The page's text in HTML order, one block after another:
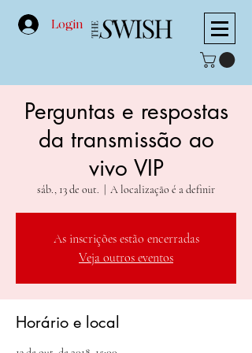
Login
Perguntas e respostas
da transmissão ao
vivo VIP
sáb., 13 de out. A localização é a definir
As inscrições estão encerradas
Veja outros eventos
Horário e local